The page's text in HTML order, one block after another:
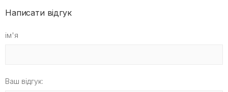
Написати відгук
ім'я
Ваш відгук: